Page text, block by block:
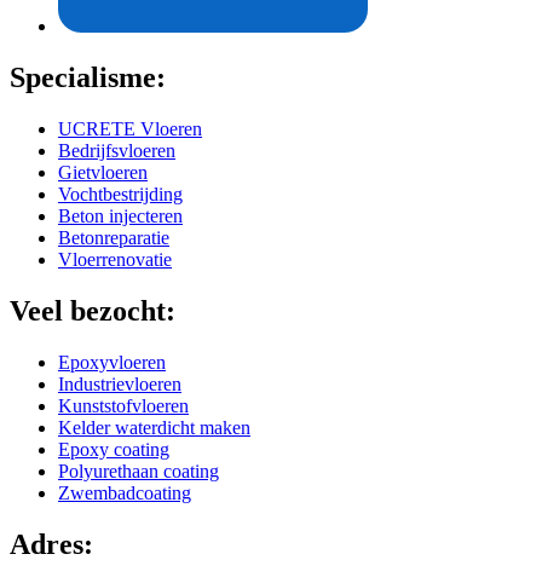
Specialisme:
UCRETE Vloeren
Bedrijfsvloeren
Gietvloeren
Vochtbestrijding
Beton injecteren
Betonreparatie
Vloerrenovatie
Veel bezocht:
Epoxyvloeren
Industrievloeren
Kunststofvloeren
Kelder waterdicht maken
Epoxy coating
Polyurethaan coating
Zwembadcoating
Adres: